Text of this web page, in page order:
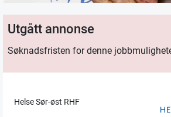
Utgått annonse
Søknadsfristen for denne
Helse Sør-øst RHF